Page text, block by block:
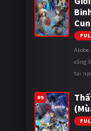
cống
tai
thành
#9